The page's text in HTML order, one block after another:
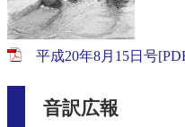
平成20年8月15日号
音訳広報